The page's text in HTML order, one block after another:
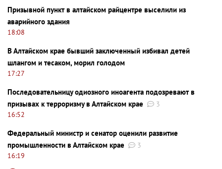
Призывной пункт в алтайском райцентре выселили из
аварийного здания
18:08
В Алтайском крае бывший заключенный избивал детей
шлангом и тесаком, морил голодом
17:27
Последовательницу одиозного иноагента подозревают в
призывах к терроризму в Алтайском крае
3
16:52
Федеральный министр и сенатор оценили развитие
промышленности в Алтайском крае
3
16:19